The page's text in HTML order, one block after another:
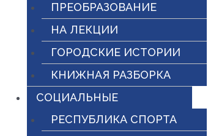
ПРЕОБРАЗОВАНИЕ
НА ЛЕКЦИИ
ГОРОДСКИЕ ИСТОРИИ
КНИЖНАЯ РАЗБОРКА
СОЦИАЛЬНЫЕ
РЕСПУБЛИКА СПОРТА